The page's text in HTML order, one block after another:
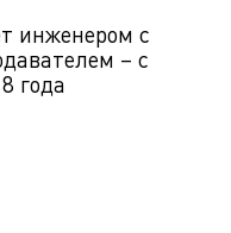
инженером с
– с
года